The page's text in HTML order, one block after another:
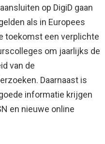
op DigiD gaan
als in Europees
toekomst een verplichte
om jaarlijks de
van de
Daarnaast is
informatie krijgen
en nieuwe online